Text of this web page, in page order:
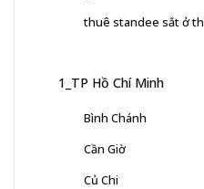
thuê standee sắt ở
1_TP Hồ Chí Minh
Bình Chánh
Cần Giờ
Củ Chi